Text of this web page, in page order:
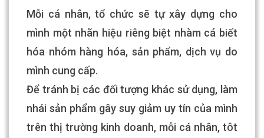
Mỗi cá nhân, tổ chức sẽ tự xây dựng cho
mình một nhãn hiệu riêng biệt nhàm cá biết
hóa nhóm hàng hóa, sản phẩm, dịch vụ do
mình cung cấp.
Để tránh bị các đối tượng khác sử dụng, làm
nhái sản phẩm gây suy giảm uy tín của mình
trên thị trường kinh doanh, mỗi cá nhân, tôt